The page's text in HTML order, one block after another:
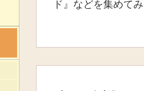
ド』などを集めて